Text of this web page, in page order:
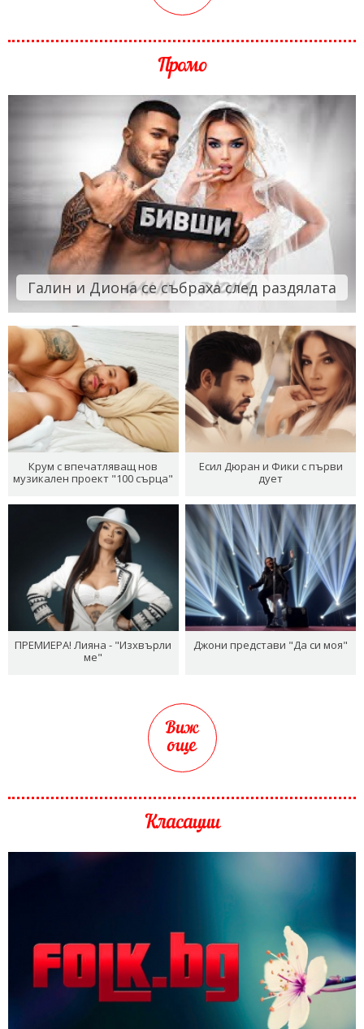
Промо
Галин и Диона се събраха след раздялата
Крум с впечатляващ нов
музикален проект "100 сърца"
Есил Дюран и Фики с първи
дует
ПРЕМИЕРА! Лияна - "Изхвърли
ме"
Джони представи "Да си моя"
Виж
още
Класации